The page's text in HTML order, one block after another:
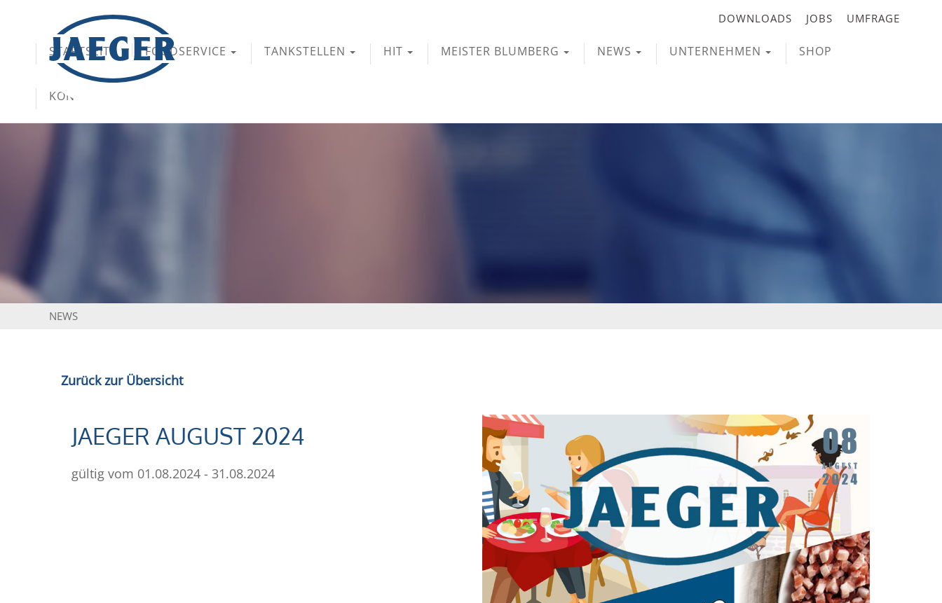
DOWNLOADS JOBS UMFRAGE
STARTSEITE FOODSERVICE TANKSTELLEN HIT MEISTER BLUMBERG NEWS UNTERNEHMEN SHOP
KONTAKT
NEWS
Zurück zur Übersicht
JAEGER AUGUST 2024
gültig vom 01.08.2024 - 31.08.2024